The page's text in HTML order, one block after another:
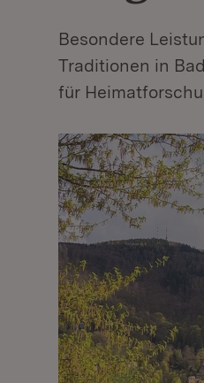
Besondere
Traditionen in
für